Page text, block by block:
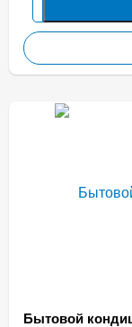
Бытовой